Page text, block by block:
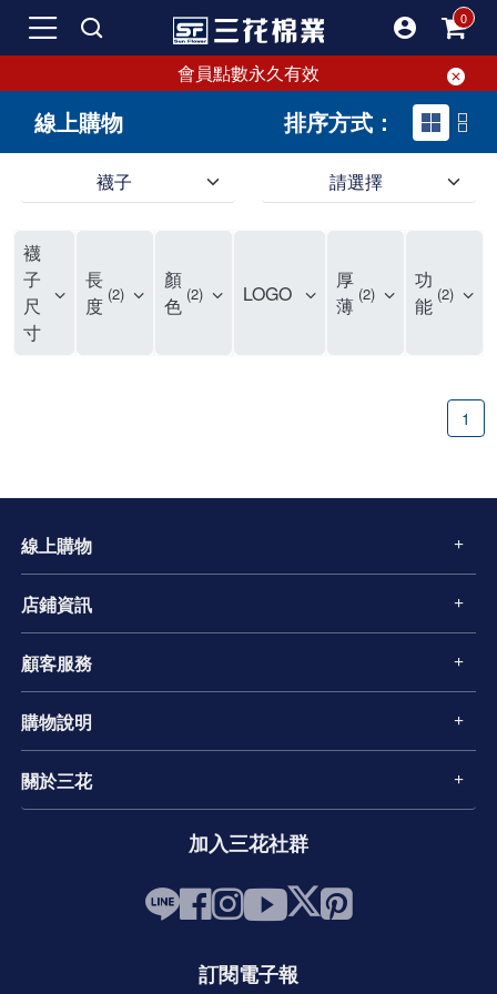
會員點數永久有效
線上購物 排序方式：
襪子 請選擇
現在就來三花購買深受許多潮流女孩喜愛的襪子吧！好穿舒適、不咬腳、不滑脫，短襪不用再拉。各種鞋款都有適合搭配的襪子，不怕穿搭有問題。運動、休閒用短襪全都有！
如何挑選高品質的短襪？注重品質的三花短襪，特選高級優質棉料，保持雙腳透氣不悶熱。襪子具有良好的透氣性，自然讓腳不悶臭，讓您每天穿得健康、舒適。好襪子陪你走更遠！
品質優零負擔，全家人都適合的好襪子在三花!長輩、久坐辦公室最適合無鬆緊帶襪子、運動跑步打球雙層毛巾底短襪保護最有力，日常休閒短襪穿搭簡易最省時。耐洗耐穿超省錢!
三花襪子嚴選優質棉料，吸汗透氣、乾爽舒適，不易滑動。作為日常必備的襪子，其符合人體工學與時尚設計，令人穿上即感舒適。三花50年來專注改良，以精湛工藝打造超乎想像的舒適體驗。追求美感與實用兼備的您，絕對不能錯過三花襪子，即刻入手，體驗潮流與舒適的完美結合。
"最近一批襪子都相繼損壞，所以又到了採購新襪子的時間了！剛好又是換季，可以買適合當季的襪子，增添一些生活的小確幸。我通常一次會買6-8雙襪子，然後整批襪子幾乎會在差不多的時間陣亡，再換下一批。這種一年大概買兩次的習慣，讓6-8雙短襪輪流穿半年，不會太浪費，也避免穿著鬆垮的襪子很糗。 每次換襪子時，我都會嘗試一個新品牌來試試看。這次我選了已有50多年歷史的老牌子——三花。可能有人會問，三花襪子這麼有名，為何現在才選？其實我一直知道這品牌，但過去對他們家的產品印象是主要賣給男生的中筒襪，因此未曾購買。最近在捷運和網站上頻繁看到三花的廣告，便上網探究了一下。驚喜發現，他們家竟然也推出了很多適合女生穿的短襪，而且款式很漂亮，不再僅僅針對中年男性。 這次我訂了8雙襪子，總共500元，一雙平均只要62元（短襪價格依官網為主），真的很划算。而且，他們的物流速度超快，官網下單後隔天襪子就到貨了，這點我特別喜歡。收到襪子後，我還特地將它們一字排開，場面也蠻壯觀的。我訂了素色短襪、條紋短襪和撞色運動短襪，還為我老公買了一雙紳士襪。為了迎接夏天的到來，也幫他準備些薄襪子，畢竟穿皮鞋搭配厚重的運動襪真的不太合適。 這次的嘗試中，最讓我驚艷的是運動短襪。雙層毛巾底的設計，一開始以為會太厚，但實際穿上後發現這款襪子的吸震效果不輸其他運動品牌，吸濕性也非常強。我特意用水滴試驗，結果也很滿意。運動短襪的關鍵就是吸汗和吸震，這樣能讓整個運動過程不黏膩，並有效減少腳與鞋子的摩擦，避免脫跟的情況發生，增添了運動的舒適感。 此外，對於孩子來說，這款運動短襪的耐用性也讓我很滿意。其他品牌的襪子大概只能撐2個月，但看來這次的三花短襪應該能撐3個月以上，使用壽命更長，是一位媽媽的好幫手，既省錢又減少購買頻率。 至於我老公，最初覺得穿薄襪搭配皮鞋不太舒服，但後來漸漸習慣並喜歡上薄襪的輕盈感。畢竟太厚的襪子會改變皮鞋的形狀。三花的無鬆緊帶設計對久坐辦公的他來說，解決了腿部血液循環不良的問題，減少了勒痕，襪子脫下後也不再長時間地感到不適，這讓我們都很滿意。 總體來說，這次三花短襪的體驗還算不錯，無脫跟問題，且吸震和吸汗效果顯著。老公和孩子的襪子選擇也都很成功。未來我會再觀察這些襪子的耐用性，再決定是否回購。當下來看，三花是個值得推薦的品牌。
襪
子
尺
寸
長
度 2
顏
色 2 LOGO
厚
薄 2
功
能 2
1
線上購物
店鋪資訊
顧客服務
購物說明
關於三花
加入三花社群
訂閱電子報